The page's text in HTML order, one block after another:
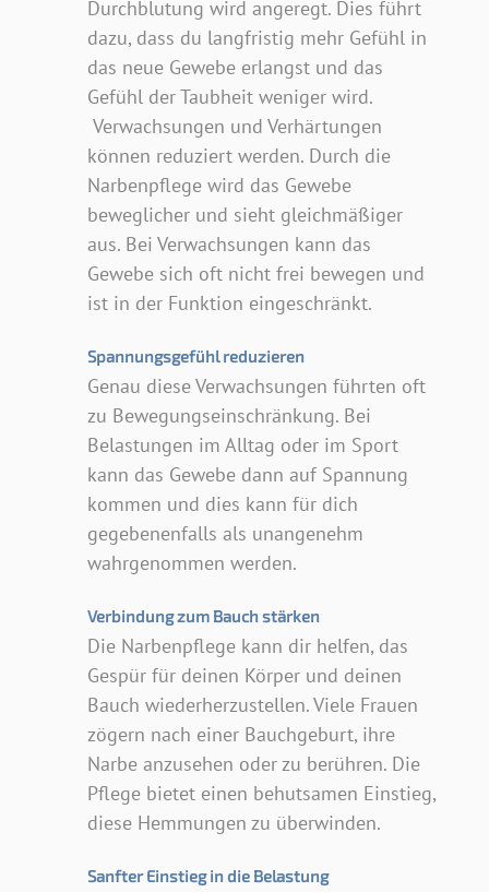
Durchblutung wird angeregt. Dies führt
dazu, dass du langfristig mehr Gefühl in
das neue Gewebe erlangst und das
Gefühl der Taubheit weniger wird.
Verwachsungen und Verhärtungen
können reduziert werden. Durch die
Narbenpflege wird das Gewebe
beweglicher und sieht gleichmäßiger
aus. Bei Verwachsungen kann das
Gewebe sich oft nicht frei bewegen und
ist in der Funktion eingeschränkt.
Spannungsgefühl reduzieren
Genau diese Verwachsungen führten oft
zu Bewegungseinschränkung. Bei
Belastungen im Alltag oder im Sport
kann das Gewebe dann auf Spannung
kommen und dies kann für dich
gegebenenfalls als unangenehm
wahrgenommen werden.
Verbindung zum Bauch stärken
Die Narbenpflege kann dir helfen, das
Gespür für deinen Körper und deinen
Bauch wiederherzustellen. Viele Frauen
zögern nach einer Bauchgeburt, ihre
Narbe anzusehen oder zu berühren. Die
Pflege bietet einen behutsamen Einstieg,
diese Hemmungen zu überwinden.
Sanfter Einstieg in die Belastung